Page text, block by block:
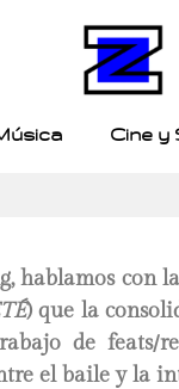
Cine y
hablamos con
) que la
de
el baile y la